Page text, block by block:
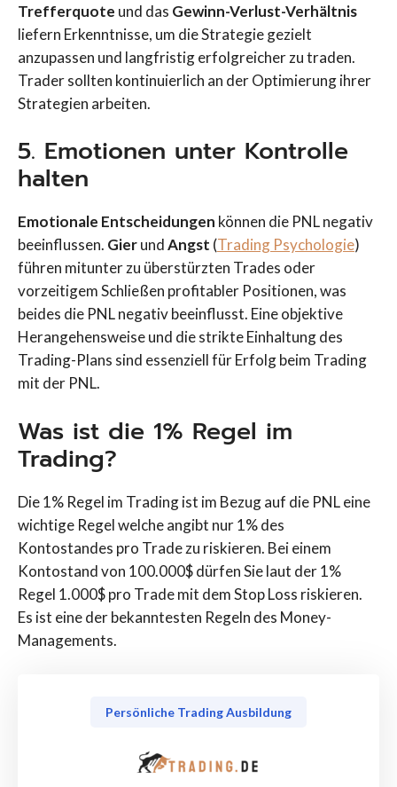
Trefferquote und das Gewinn-Verlust-Verhältnis
liefern Erkenntnisse, um die Strategie gezielt
anzupassen und langfristig erfolgreicher zu traden.
Trader sollten kontinuierlich an der Optimierung ihrer
Strategien arbeiten.
5. Emotionen unter Kontrolle
halten
Emotionale Entscheidungen können die PNL negativ
beeinflussen. GierundAngst (Trading Psychologie)
führen mitunter zu überstürzten Trades oder
vorzeitigem Schließen profitabler Positionen, was
beides die PNL negativ beeinflusst. Eine objektive
Herangehensweise und die strikte Einhaltung des
Trading-Plans sind essenziell für Erfolg beim Trading
mit der PNL.
Was ist die 1% Regel im
Trading?
Die 1% Regel im Trading ist im Bezug auf die PNL eine
wichtige Regel welche angibt nur 1% des
Kontostandes pro Trade zu riskieren. Bei einem
Kontostand von 100.000$ dürfen Sie laut der 1%
Regel 1.000$ pro Trade mit dem Stop Loss riskieren.
Es ist eine der bekanntesten Regeln des Money-
Managements.
Persönliche Trading Ausbildung